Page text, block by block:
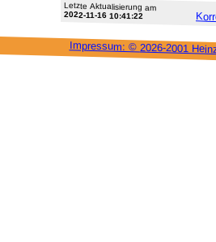
Letzte Aktu­alisie­rung am
2022-11-16 10:41:22
Impressum: © 2026-2001